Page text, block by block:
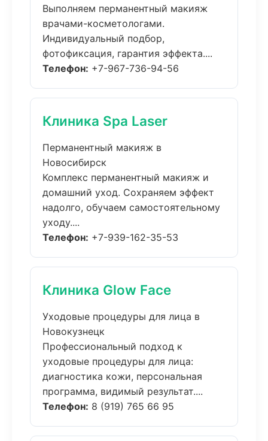
Выполняем перманентный макияж
врачами-косметологами.
Индивидуальный подбор,
фотофиксация, гарантия эффекта....
Телефон: +7-967-736-94-56
Клиника Spa Laser
Перманентный макияж в
Новосибирск
Комплекс перманентный макияж и
домашний уход. Сохраняем эффект
надолго, обучаем самостоятельному
уходу....
Телефон: +7-939-162-35-53
Клиника Glow Face
Уходовые процедуры для лица в
Новокузнецк
Профессиональный подход к
уходовые процедуры для лица:
диагностика кожи, персональная
программа, видимый результат....
Телефон: 8 (919) 765 66 95